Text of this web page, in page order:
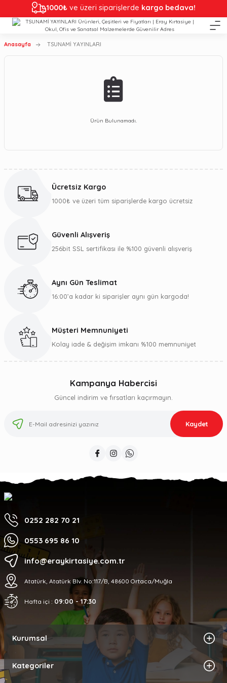
1000₺ ve üzeri siparişlerde kargo bedava!
Anasayfa TSUNAMİ YAYINLARI
Ürün Bulunamadı.
Ücretsiz Kargo
1000₺ ve üzeri tüm siparişlerde kargo ücretsiz
Güvenli Alışveriş
256bit SSL sertifikası ile %100 güvenli alışveriş
Aynı Gün Teslimat
16:00’a kadar ki siparişler aynı gün kargoda!
Müşteri Memnuniyeti
Kolay iade & değişim imkanı %100 memnuniyet
Kampanya Habercisi
Güncel indirim ve fırsatları kaçırmayın.
Kaydet
0252 282 70 21
0553 695 86 10
info@eraykirtasiye.com.tr
Atatürk, Atatürk Blv. No:117/B, 48600 Ortaca/Muğla
Hafta içi : 09:00 - 17:30
Kurumsal
Kategoriler